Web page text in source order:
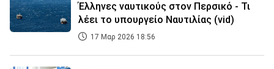
Έλληνες ναυτικούς στον Περσικό - Τι
λέει το υπουργείο Ναυτιλίας (vid)
17 Μαρ 2026 18:56